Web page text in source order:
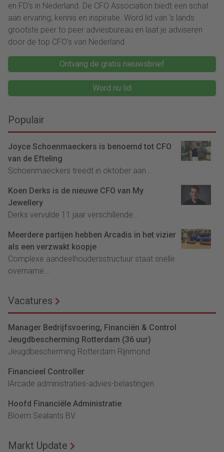
en FD's in Nederland. De CFO Association biedt een schat
aan ervaring, kennis en inspiratie. Word lid van ‘s lands
grootste peer to peer adviesbureau en laat je adviseren
door de top CFO's van Nederland.
Ontvang de gratis nieuwsbrief
Word nu lid
Populair
Joyce Schoenmaeckers is benoemd tot CFO
van de Efteling
Schoenmaeckers treedt in oktober aan....
Koen Derks is de nieuwe CFO van My
Jewellery
Derks vervulde 11 jaar verschillende...
Meerdere partijen hebben Arcadis in het vizier
als een verzwakt koopje
Complexe aandeelhoudersstructuur staat snelle
overname...
Vacatures
Manager Bedrijfsvoering, Financiën & Control
Jeugdbescherming Rotterdam (36 uur)
Jeugdbescherming Rotterdam Rijnmond
Financieel Controller
lArcade administraties-advies-belastingen
Hoofd Financiële Administratie
Bloem Sealants BV
Markt Update